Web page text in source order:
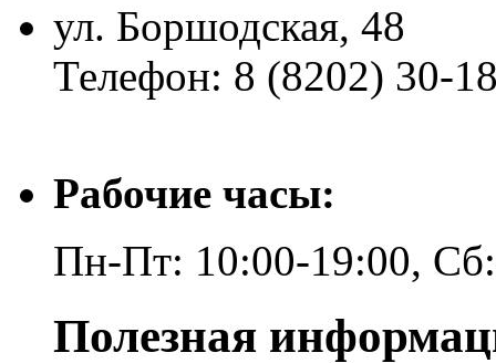
ул. Боршодская, 48
Телефон: 8 (8202) 30-
Рабочие часы:
Пн-Пт: 10:00-19:00,
Полезная